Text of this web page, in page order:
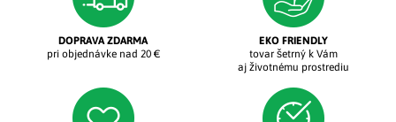
DOPRAVA ZDARMA
pri objednávke nad 20 €
EKO FRIENDLY
tovar šetrný k Vám
aj životnému prostrediu